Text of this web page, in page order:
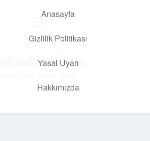
Anasayfa
Gizlilik Politikası
Yasal Uyarı
Hakkımızda
Topluluk ve İlham